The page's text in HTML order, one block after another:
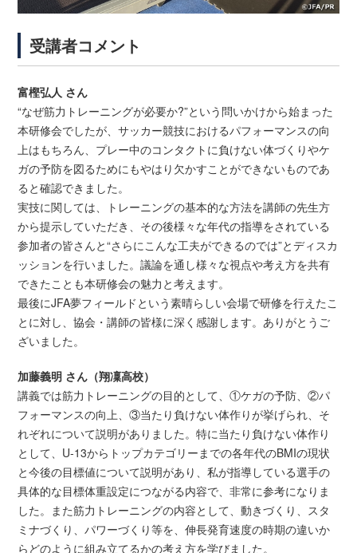
受講者コメント
富樫弘人 さん
“なぜ筋力トレーニングが必要か?”という問いかけから始まった
本研修会でしたが、サッカー競技におけるパフォーマンスの向
上はもちろん、プレー中のコンタクトに負けない体づくりやケ
ガの予防を図るためにもやはり欠かすことができないものであ
ると確認できました。
実技に関しては、トレーニングの基本的な方法を講師の先生方
から提示していただき、その後様々な年代の指導をされている
参加者の皆さんと“さらにこんな工夫ができるのでは”とディスカ
ッションを行いました。議論を通し様々な視点や考え方を共有
できたことも本研修会の魅力と考えます。
最後にJFA夢フィールドという素晴らしい会場で研修を行えたこ
とに対し、協会・講師の皆様に深く感謝します。ありがとうご
ざいました。
加藤義明 さん（翔凜高校）
講義では筋力トレーニングの目的として、①ケガの予防、②パ
フォーマンスの向上、③当たり負けない体作りが挙げられ、そ
れぞれについて説明がありました。特に当たり負けない体作り
として、U-13からトップカテゴリーまでの各年代のBMIの現状
と今後の目標値について説明があり、私が指導している選手の
具体的な目標体重設定につながる内容で、非常に参考になりま
した。また筋力トレーニングの内容として、動きづくり、スタ
ミナづくり、パワーづくり等を、伸長発育速度の時期の違いか
らどのように組み立てるかの考え方を学びました。